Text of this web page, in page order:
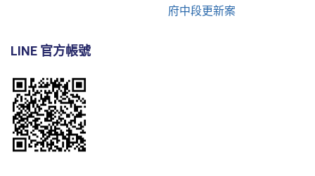
府中段更新案
LINE 官方帳號